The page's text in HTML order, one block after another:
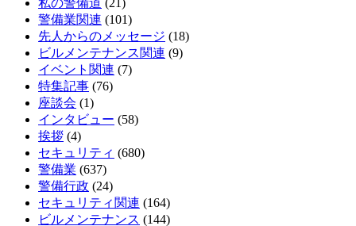
私の警備道 (21)
警備業関連 (101)
先人からのメッセージ (18)
ビルメンテナンス関連 (9)
イベント関連 (7)
特集記事 (76)
座談会 (1)
インタビュー (58)
挨拶 (4)
セキュリティ (680)
警備業 (637)
警備行政 (24)
セキュリティ関連 (164)
ビルメンテナンス (144)